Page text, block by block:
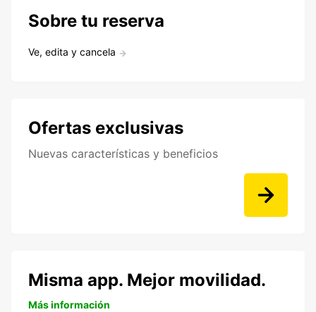
Sobre tu reserva
Ve, edita y cancela
Ofertas exclusivas
Nuevas características y beneficios
Misma app. Mejor movilidad.
Más información